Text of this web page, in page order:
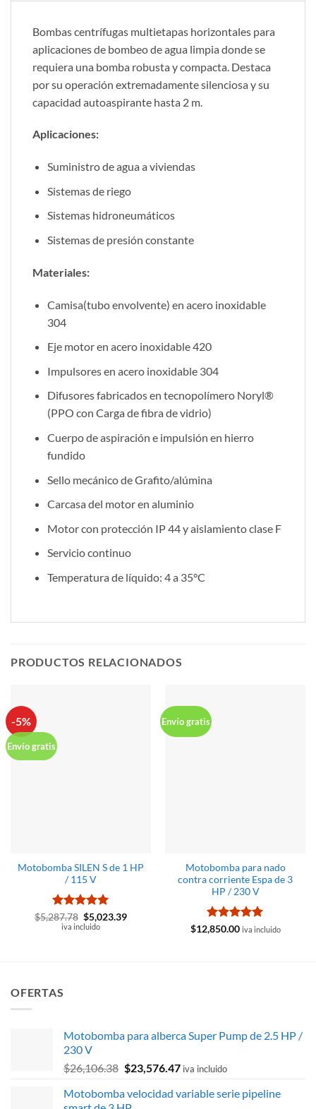
Bombas centrífugas multietapas horizontales para
aplicaciones de bombeo de agua limpia donde se
requiera una bomba robusta y compacta. Destaca
por su operación extremadamente silenciosa y su
capacidad autoaspirante hasta 2 m.
Aplicaciones:
Suministro de agua a viviendas
Sistemas de riego
Sistemas hidroneumáticos
Sistemas de presión constante
Materiales:
Camisa(tubo envolvente) en acero inoxidable
304
Eje motor en acero inoxidable 420
Impulsores en acero inoxidable 304
Difusores fabricados en tecnopolímero Noryl®
(PPO con Carga de fibra de vidrio)
Cuerpo de aspiración e impulsión en hierro
fundido
Sello mecánico de Grafito/alúmina
Carcasa del motor en aluminio
Motor con protección IP 44 y aislamiento clase F
Servicio continuo
Temperatura de líquido: 4 a 35°C
PRODUCTOS RELACIONADOS
-5%
Envío gratis
Motobomba SILEN S de 1 HP
/ 115 V
Valorado
con5de 5
$5,287.78 El
precio
$5,023.39El
iva incluido
Envío gratis
Motobomba para nado
contra corriente Espa de 3
HP / 230 V
Valorado
$12,850.00 iva incluido
OFERTAS
Motobomba para alberca Super Pump de 2.5 HP /
230 V
$26,106.38 El
original
$23,576.47El
actual
iva incluido
Motobomba velocidad variable serie pipeline